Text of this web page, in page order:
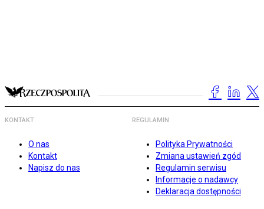
KONTAKT
O nas
Kontakt
Napisz do nas
REGULAMIN
Polityka Prywatności
Zmiana ustawień zgód
Regulamin serwisu
Informacje o nadawcy
Deklaracja dostępności